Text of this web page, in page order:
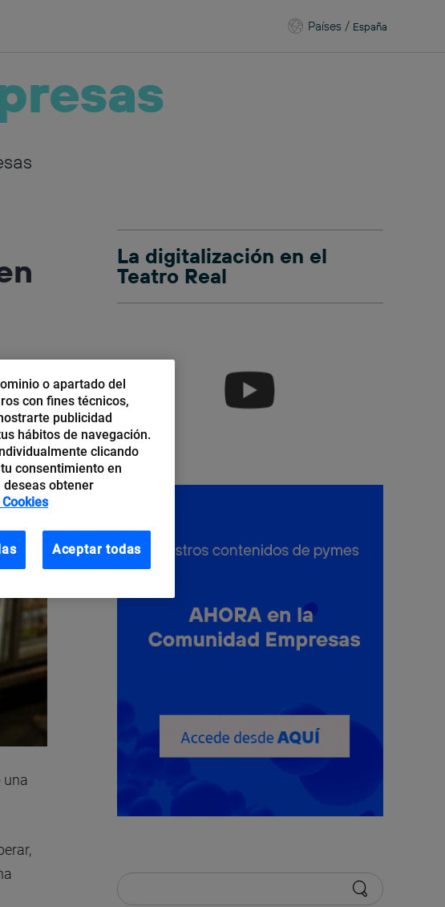
Países / España
una
La digitalización en el
Teatro Real
o apartado del
con fines técnicos,
publicidad
hábitos de navegación.
clicando
consentimiento en
obtener
Aceptar todas